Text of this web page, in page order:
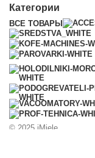
Категории
ВСЕ ТОВАРЫ
© 2025 iMiele